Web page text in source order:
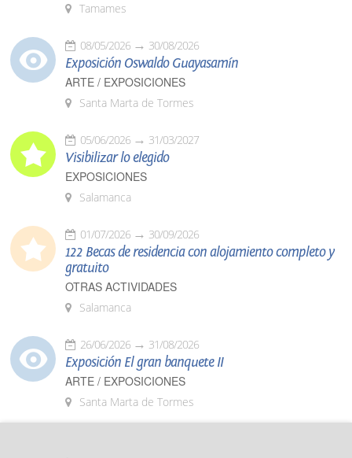
Tamames
08/05/2026 30/08/2026
Exposición Oswaldo Guayasamín
ARTE / EXPOSICIONES
Santa Marta de Tormes
05/06/2026 31/03/2027
Visibilizar lo elegido
EXPOSICIONES
Salamanca
01/07/2026 30/09/2026
122 Becas de residencia con alojamiento completo y
gratuito
OTRAS ACTIVIDADES
Salamanca
26/06/2026 31/08/2026
Exposición El gran banquete II
ARTE / EXPOSICIONES
Santa Marta de Tormes